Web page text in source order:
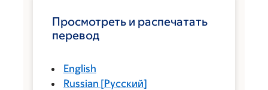
Просмотреть и распечатать
перевод
English
Russian [Русский]